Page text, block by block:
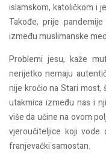
islamskom, katoličkom i
Takođe, prije
između muslimanske
Problemi jesu, kaže
nerijetko nemaju
nije kročio na Stari most,
utakmica između nas i
više da učine na ovom
vjeroučiteljice koji
franjevački samostan.